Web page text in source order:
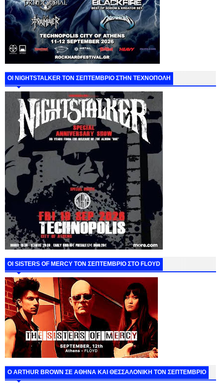
ΟΙ NIGHTSTALKER ΤΟΝ ΣΕΠΤΕΜΒΡΙΟ ΣΤΗΝ ΤΕΧΝΟΠΟΛΗ
ΟΙ SISTERS OF MERCY ΤΟΝ ΣΕΠΤΕΜΒΡΙΟ ΣΤΟ FLOYD
O ARTHUR BROWN ΣΕ ΑΘΗΝΑ ΚΑΙ ΘΕΣΣΑΛΟΝΙΚΗ ΤΟΝ ΣΕΠΤΕΜΒΡΙΟ